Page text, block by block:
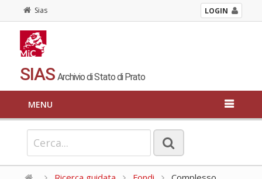
Sias LOGIN
SIAS Archivio di Stato di Prato
MENU